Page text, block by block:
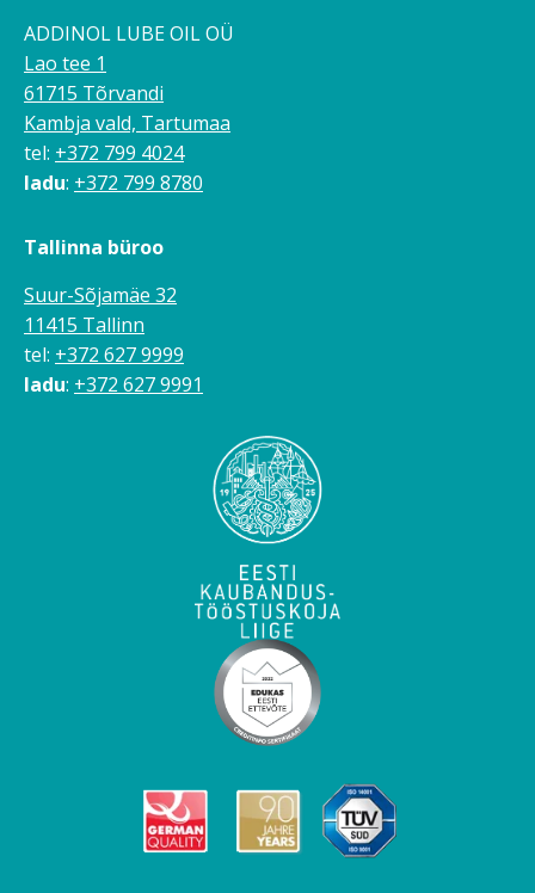
ADDINOL LUBE OIL OÜ
Lao tee 1
61715 Tõrvandi
Kambja vald, Tartumaa
tel: +372 799 4024
ladu: +372 799 8780
Tallinna büroo
Suur-Sõjamäe 32
11415 Tallinn
tel: +372 627 9999
ladu: +372 627 9991